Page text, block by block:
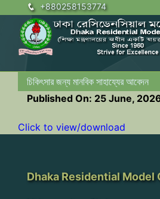
+880258153774
চিকিৎসার জন্য মানবিক সাহায্যের আবেদন
Published On: 25 June,
Click to view/download
Dhaka Residential Model